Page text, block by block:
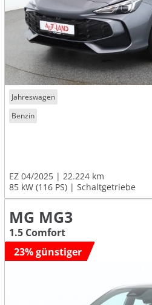
Jahreswagen
Benzin
EZ 04/2025
22.224 km
85 kW (116 PS)
Schaltgetriebe
MG MG3
1.5 Comfort
23% günstiger